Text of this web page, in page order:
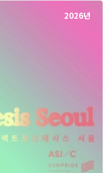
2026년